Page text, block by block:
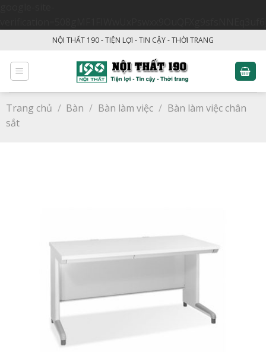
content
NỘI THẤT 190 - TIỆN LỢI - TIN CẬY - THỜI TRANG
Trang chủ / Bàn / Bàn làm việc / Bàn làm việc chân
sắt